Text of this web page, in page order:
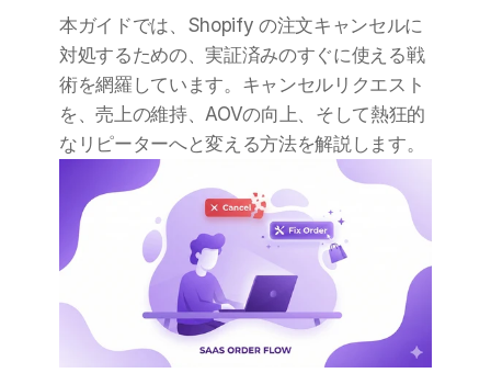
本ガイドでは、Shopify の注文キャンセルに
対処するための、実証済みのすぐに使える戦
術を網羅しています。キャンセルリクエスト
を、売上の維持、AOVの向上、そして熱狂的
なリピーターへと変える方法を解説します。